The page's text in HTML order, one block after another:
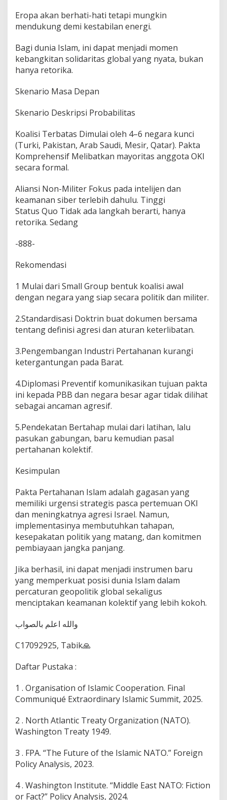
Eropa akan berhati-hati tetapi mungkin
mendukung demi kestabilan energi.
Bagi dunia Islam, ini dapat menjadi momen
kebangkitan solidaritas global yang nyata, bukan
hanya retorika.
Skenario Masa Depan
Skenario Deskripsi Probabilitas
Koalisi Terbatas Dimulai oleh 4–6 negara kunci
(Turki, Pakistan, Arab Saudi, Mesir, Qatar). Pakta
Komprehensif Melibatkan mayoritas anggota OKI
secara formal.
Aliansi Non-Militer Fokus pada intelijen dan
keamanan siber terlebih dahulu. Tinggi
Status Quo Tidak ada langkah berarti, hanya
retorika. Sedang
-888-
Rekomendasi
1 Mulai dari Small Group bentuk koalisi awal
dengan negara yang siap secara politik dan militer.
2.Standardisasi Doktrin buat dokumen bersama
tentang definisi agresi dan aturan keterlibatan.
3.Pengembangan Industri Pertahanan kurangi
ketergantungan pada Barat.
4.Diplomasi Preventif komunikasikan tujuan pakta
ini kepada PBB dan negara besar agar tidak dilihat
sebagai ancaman agresif.
5.Pendekatan Bertahap mulai dari latihan, lalu
pasukan gabungan, baru kemudian pasal
pertahanan kolektif.
Kesimpulan
Pakta Pertahanan Islam adalah gagasan yang
memiliki urgensi strategis pasca pertemuan OKI
dan meningkatnya agresi Israel. Namun,
implementasinya membutuhkan tahapan,
kesepakatan politik yang matang, dan komitmen
pembiayaan jangka panjang.
Jika berhasil, ini dapat menjadi instrumen baru
yang memperkuat posisi dunia Islam dalam
percaturan geopolitik global sekaligus
menciptakan keamanan kolektif yang lebih kokoh.
والله اعلم بالصواب
C17092925, Tabik🙏
Daftar Pustaka :
1 . Organisation of Islamic Cooperation. Final
Communiqué Extraordinary Islamic Summit, 2025.
2 . North Atlantic Treaty Organization (NATO).
Washington Treaty 1949.
3 . FPA. “The Future of the Islamic NATO.” Foreign
Policy Analysis, 2023.
4 . Washington Institute. “Middle East NATO: Fiction
or Fact?” Policy Analysis, 2024.